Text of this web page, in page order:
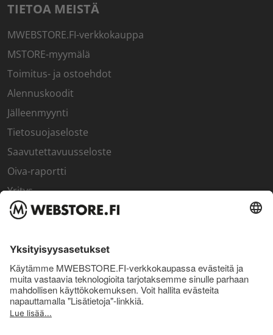
TIETOA MEISTÄ
MWEBSTORE.FI-verkkokauppa
MSTORE-myymälä
Toimitus- ja ostoehdot
Alennuskoodit
Jälleenmyynti
Tietosuojaseloste
Saavutettavuusseloste
Oiva-raportti
Yritys
SISÄPIIRI
Sisäpiirin bonusohjelma
Uutiskirje
Uutiset ja artikkelit